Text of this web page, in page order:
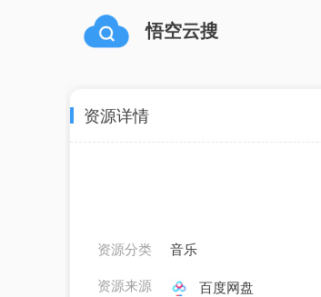
悟空云搜
资源详情
资源分类
音乐
资源来源
百度网盘